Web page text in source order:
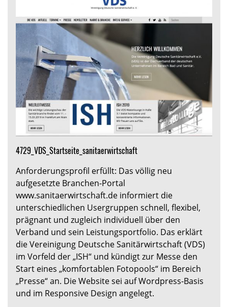
4729_VDS_Startseite_sanitaerwirtschaft
Anforderungsprofil erfüllt: Das völlig neu
aufgesetzte Branchen-Portal
www.sanitaerwirtschaft.de informiert die
unterschiedlichen Usergruppen schnell, flexibel,
prägnant und zugleich individuell über den
Verband und sein Leistungsportfolio. Das erklärt
die Vereinigung Deutsche Sanitärwirtschaft (VDS)
im Vorfeld der „ISH“ und kündigt zur Messe den
Start eines „komfortablen Fotopools“ im Bereich
„Presse“ an. Die Website sei auf Wordpress-Basis
und im Responsive Design angelegt.